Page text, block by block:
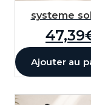
Rotation
Courbure
systeme
47,39
Ajouter au